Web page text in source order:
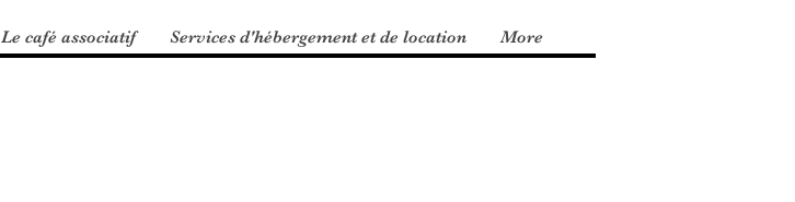
Le café associatif Services d'hébergement et de location More